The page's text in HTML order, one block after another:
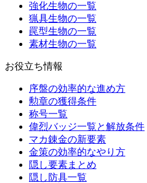
強化生物の一覧
猟具生物の一覧
罠型生物の一覧
素材生物の一覧
お役立ち情報
序盤の効率的な進め方
勲章の獲得条件
称号一覧
偉烈バッジ一覧と解放条件
マカ錬金の新要素
金策の効率的なやり方
隠し要素まとめ
隠し防具一覧